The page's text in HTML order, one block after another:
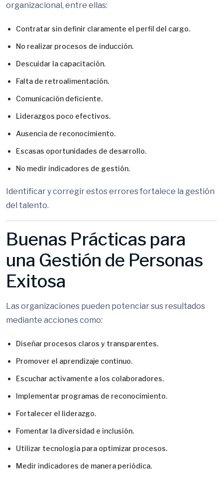
organizacional, entre ellas:
Contratar sin definir claramente el perfil del cargo.
No realizar procesos de inducción.
Descuidar la capacitación.
Falta de retroalimentación.
Comunicación deficiente.
Liderazgos poco efectivos.
Ausencia de reconocimiento.
Escasas oportunidades de desarrollo.
No medir indicadores de gestión.
Identificar y corregir estos errores fortalece la gestión
del talento.
Buenas Prácticas para
una Gestión de Personas
Exitosa
Las organizaciones pueden potenciar sus resultados
mediante acciones como:
Diseñar procesos claros y transparentes.
Promover el aprendizaje continuo.
Escuchar activamente a los colaboradores.
Implementar programas de reconocimiento.
Fortalecer el liderazgo.
Fomentar la diversidad e inclusión.
Utilizar tecnología para optimizar procesos.
Medir indicadores de manera periódica.